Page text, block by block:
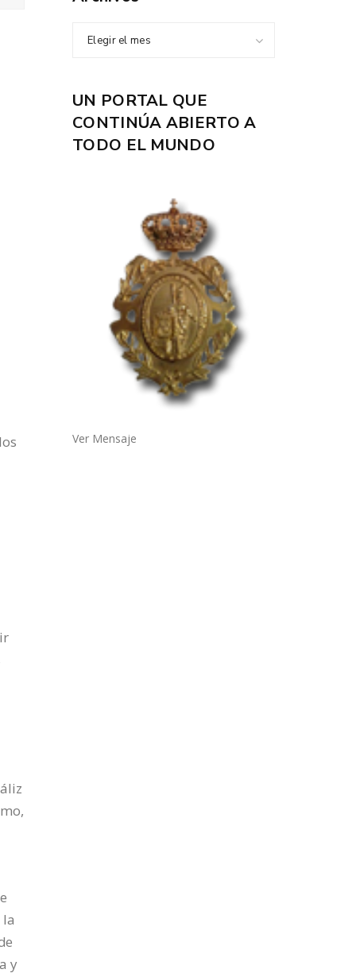
y
Elegir el mes
UN PORTAL QUE
CONTINÚA ABIERTO A
TODO EL MUNDO
Ver Mensaje